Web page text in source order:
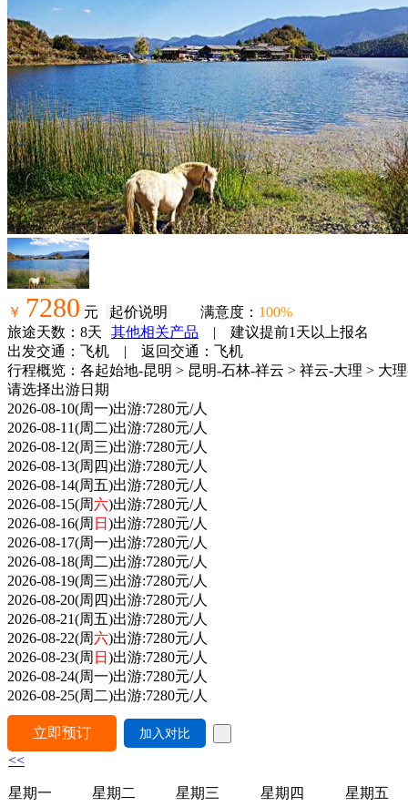
￥ 7280 元 起价说明 满意度： 100%
旅途天数：8天
其他相关产品 | 建议提前1天以上报名
出发交通：飞机 | 返回交通：飞机
行程概览：各起始地-昆明 > 昆明-石林-祥云 > 祥云-大理 > 大
请选择出游日期
2026-08-10(周一)出游:7280元/人
2026-08-11(周二)出游:7280元/人
2026-08-12(周三)出游:7280元/人
2026-08-13(周四)出游:7280元/人
2026-08-14(周五)出游:7280元/人
2026-08-15(周六)出游:7280元/人
2026-08-16(周 日 )出游:7280元/人
2026-08-17(周一)出游:7280元/人
2026-08-18(周二)出游:7280元/人
2026-08-19(周三)出游:7280元/人
2026-08-20(周四)出游:7280元/人
2026-08-21(周五)出游:7280元/人
2026-08-22(周六)出游:7280元/人
2026-08-23(周 日 )出游:7280元/人
2026-08-24(周一)出游:7280元/人
2026-08-25(周二)出游:7280元/人
<<
星期一 星期二 星期三 星期四
星期五